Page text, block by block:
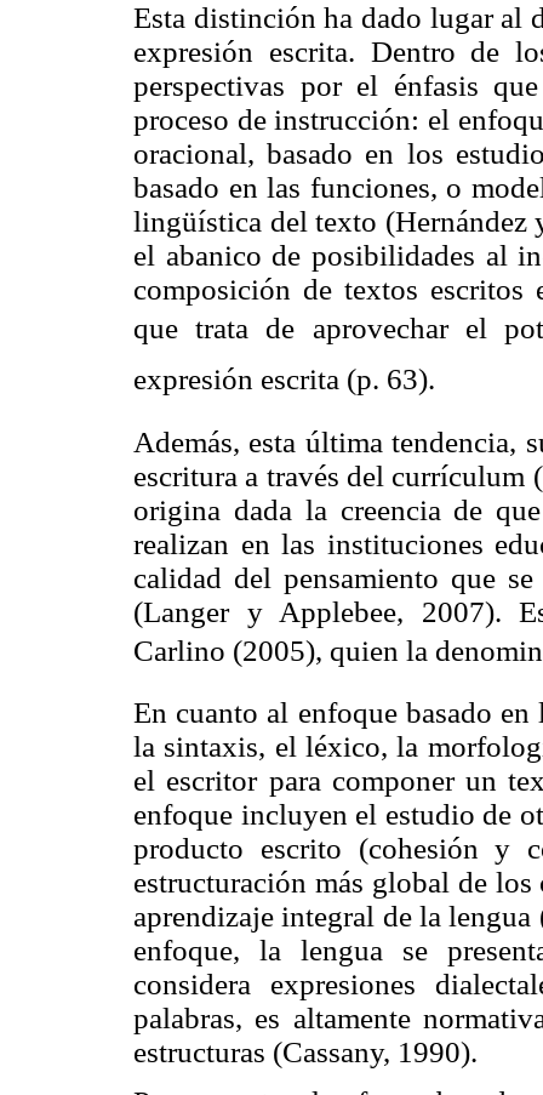
Esta distinción ha dado lugar al
expresión escrita. Dentro de
perspectivas por el énfasis
proceso de instrucción: el
oracional, basado en los
basado en las funciones, o
lingüística del texto (Hernández
el abanico de posibilidades al
composición de textos escritos
que trata de aprovechar el
expresión escrita (p. 63).
Además, esta última tendencia,
escritura a través del
origina dada la creencia de
realizan en las instituciones
calidad del pensamiento que
(Langer y Applebee, 2007).
Carlino (2005), quien la
En cuanto al enfoque basado
la sintaxis, el léxico, la
el escritor para componer un
enfoque incluyen el estudio de
producto escrito (cohesión y
estructuración más global de
aprendizaje integral de la
enfoque, la lengua se
considera expresiones
palabras, es altamente
estructuras (Cassany, 1990).